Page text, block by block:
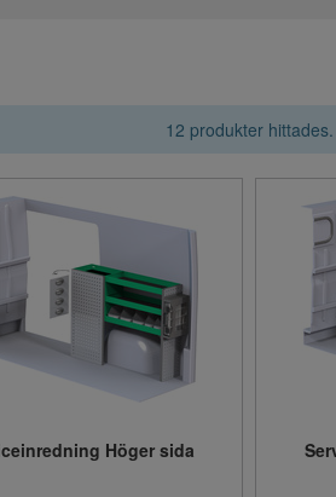
12 produkter hittades.
Höger sida